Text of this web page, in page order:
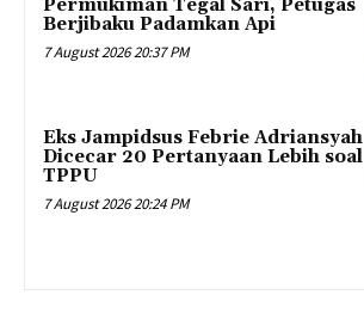
Permukiman Tegal Sari, Petugas
Berjibaku Padamkan Api
7 August 2026 20:37 PM
Eks Jampidsus Febrie Adriansyah
Dicecar 20 Pertanyaan Lebih soal
TPPU
7 August 2026 20:24 PM